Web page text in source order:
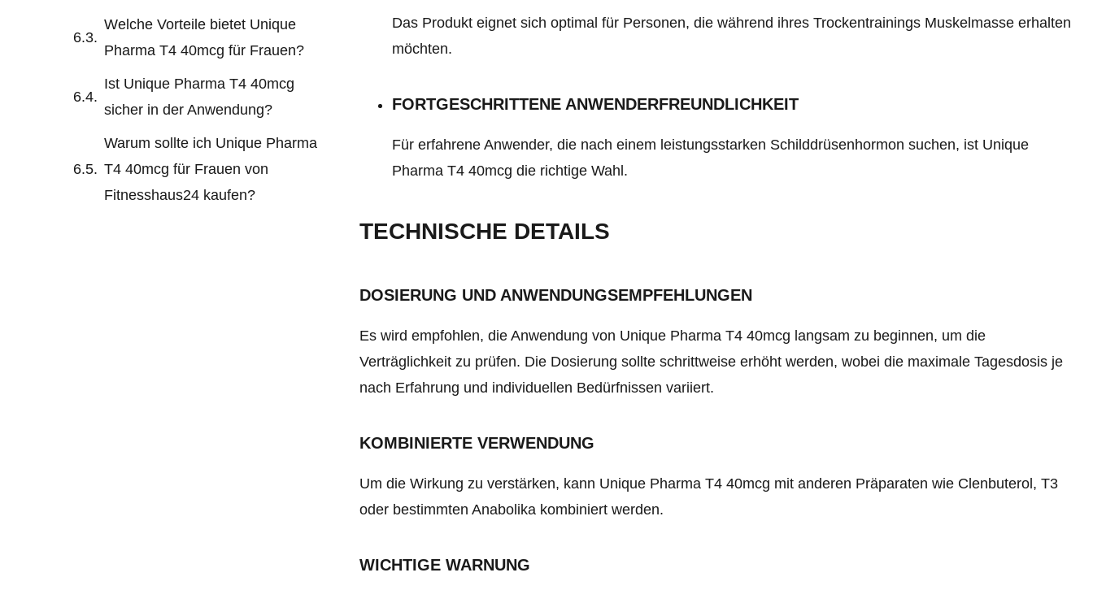
Welche Vorteile bietet Unique
Pharma T4 40mcg für Frauen?
Ist Unique Pharma T4 40mcg
sicher in der Anwendung?
Warum sollte ich Unique Pharma
T4 40mcg für Frauen von
Fitnesshaus24 kaufen?
Das Produkt eignet sich optimal für Personen, die während ihres Trockentrainings Muskelmasse erhalten
möchten.
FORTGESCHRITTENE ANWENDERFREUNDLICHKEIT
Für erfahrene Anwender, die nach einem leistungsstarken Schilddrüsenhormon suchen, ist Unique
Pharma T4 40mcg die richtige Wahl.
TECHNISCHE DETAILS
DOSIERUNG UND ANWENDUNGSEMPFEHLUNGEN
Es wird empfohlen, die Anwendung von Unique Pharma T4 40mcg langsam zu beginnen, um die
Verträglichkeit zu prüfen. Die Dosierung sollte schrittweise erhöht werden, wobei die maximale Tagesdosis je
nach Erfahrung und individuellen Bedürfnissen variiert.
KOMBINIERTE VERWENDUNG
Um die Wirkung zu verstärken, kann Unique Pharma T4 40mcg mit anderen Präparaten wie Clenbuterol, T3
oder bestimmten Anabolika kombiniert werden.
WICHTIGE WARNUNG